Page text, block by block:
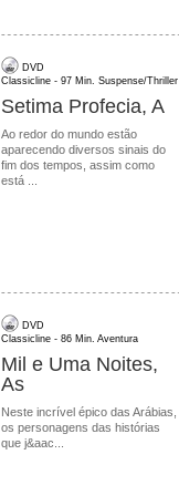
DVD
Classicline - 97 Min. Suspense/Thriller
Setima Profecia, A
Ao redor do mundo estão
aparecendo diversos sinais do
fim dos tempos, assim como
está ...
DVD
Classicline - 86 Min. Aventura
Mil e Uma Noites,
As
Neste incrível épico das Arábias,
os personagens das histórias
que j&aac...